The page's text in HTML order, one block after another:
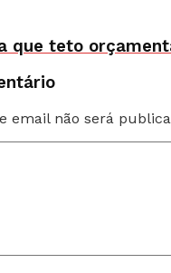
que teto
email não será